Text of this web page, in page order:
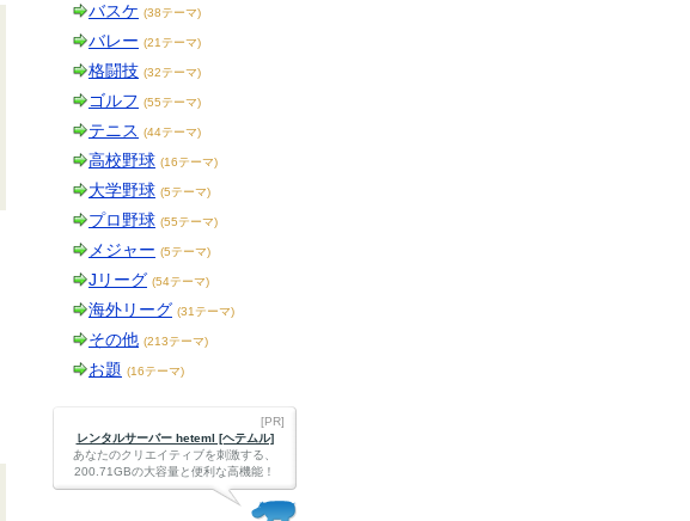
バスケ (38テーマ)
バレー (21テーマ)
格闘技 (32テーマ)
ゴルフ (55テーマ)
テニス (44テーマ)
高校野球 (16テーマ)
大学野球 (5テーマ)
プロ野球 (55テーマ)
メジャー (5テーマ)
Jリーグ (54テーマ)
海外リーグ (31テーマ)
その他 (213テーマ)
お題 (16テーマ)
[PR]
レンタルサーバー heteml [ヘテムル]
あなたのクリエイティブを刺激する、
200.71GBの大容量と便利な高機能！